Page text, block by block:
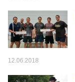
12.06.2018